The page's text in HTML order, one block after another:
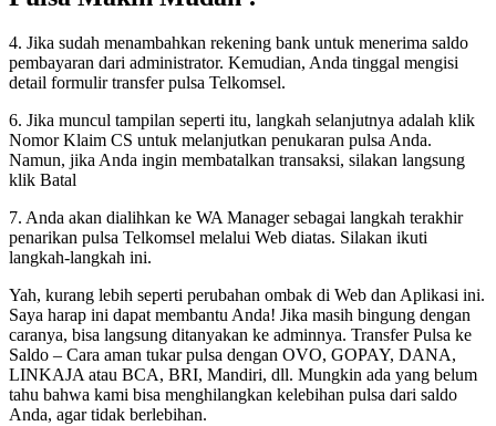
4. Jika sudah menambahkan rekening bank untuk menerima saldo
pembayaran dari administrator. Kemudian, Anda tinggal mengisi
detail formulir transfer pulsa Telkomsel.
6. Jika muncul tampilan seperti itu, langkah selanjutnya adalah klik
Nomor Klaim CS untuk melanjutkan penukaran pulsa Anda.
Namun, jika Anda ingin membatalkan transaksi, silakan langsung
klik Batal
7. Anda akan dialihkan ke WA Manager sebagai langkah terakhir
penarikan pulsa Telkomsel melalui Web diatas. Silakan ikuti
langkah-langkah ini.
Yah, kurang lebih seperti perubahan ombak di Web dan Aplikasi ini.
Saya harap ini dapat membantu Anda! Jika masih bingung dengan
caranya, bisa langsung ditanyakan ke adminnya. Transfer Pulsa ke
Saldo – Cara aman tukar pulsa dengan OVO, GOPAY, DANA,
LINKAJA atau BCA, BRI, Mandiri, dll. Mungkin ada yang belum
tahu bahwa kami bisa menghilangkan kelebihan pulsa dari saldo
Anda, agar tidak berlebihan.